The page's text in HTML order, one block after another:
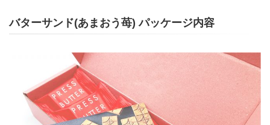
バターサンド(あまおう苺) パッケージ内容